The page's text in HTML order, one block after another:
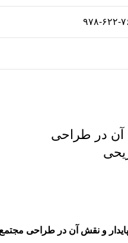
۲۲-۳
آن در طراحی
و نقش آن در طراحی